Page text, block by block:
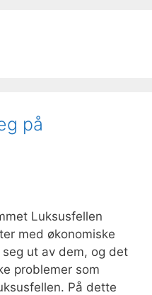
på
Luksusfellen
med økonomiske
ut av dem, og det
problemer som
På dette